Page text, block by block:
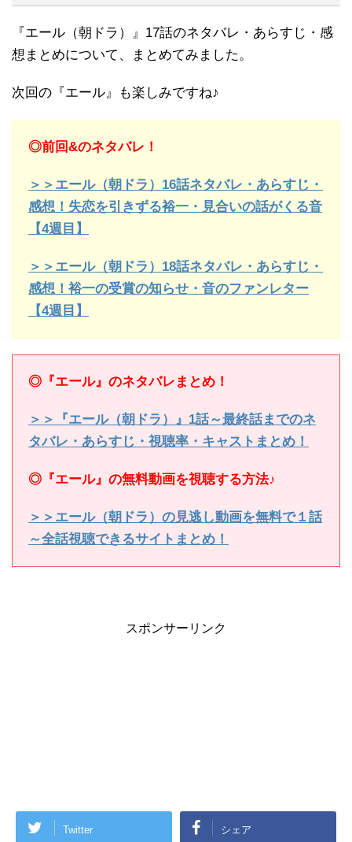
『エール（朝ドラ）』17話のネタバレ・あらすじ・感
想まとめについて、まとめてみました。
次回の『エール』も楽しみですね♪
◎前回&のネタバレ！
＞＞エール（朝ドラ）16話ネタバレ・あらすじ・
感想！失恋を引きずる裕一・見合いの話がくる音
【4週目】
＞＞エール（朝ドラ）18話ネタバレ・あらすじ・
感想！裕一の受賞の知らせ・音のファンレター
【4週目】
◎『エール』のネタバレまとめ！
＞＞『エール（朝ドラ）』1話～最終話までのネ
タバレ・あらすじ・視聴率・キャストまとめ！
◎『エール』の無料動画を視聴する方法♪
＞＞エール（朝ドラ）の見逃し動画を無料で１話
～全話視聴できるサイトまとめ！
スポンサーリンク
Twitter シェア